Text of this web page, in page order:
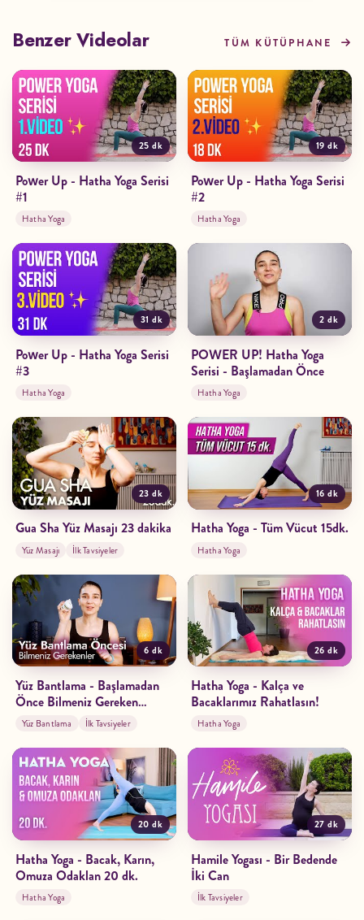
Benzer Videolar TÜM KÜTÜPHANE
25 dk
Power Up - Hatha Yoga Serisi
#1
Hatha Yoga
19 dk
Power Up - Hatha Yoga Serisi
#2
Hatha Yoga
31 dk
Power Up - Hatha Yoga Serisi
#3
Hatha Yoga
2 dk
POWER UP! Hatha Yoga
Serisi - Başlamadan Önce
Hatha Yoga
23 dk
Gua Sha Yüz Masajı 23 dakika
Yüz Masajı İlk Tavsiyeler
16 dk
Hatha Yoga - Tüm Vücut 15dk.
Hatha Yoga
6 dk
Yüz Bantlama - Başlamadan
Önce Bilmeniz Gereken
Önemli Bilgiler
Yüz Bantlama İlk Tavsiyeler
26 dk
Hatha Yoga - Kalça ve
Bacaklarımız Rahatlasın!
Hatha Yoga
20 dk
Hatha Yoga - Bacak, Karın,
Omuza Odaklan 20 dk.
Hatha Yoga
27 dk
Hamile Yogası - Bir Bedende
İki Can
İlk Tavsiyeler